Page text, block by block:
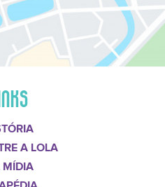
A LOLA
MÍDIA